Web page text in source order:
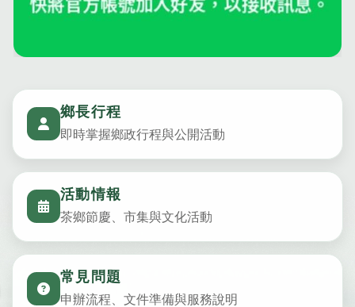
鄉長行程
即時掌握鄉政行程與公開活動
活動情報
茶鄉節慶、市集與文化活動
常見問題
申辦流程、文件準備與服務說明